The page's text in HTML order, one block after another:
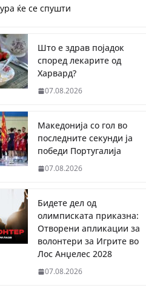
ќе се спушти
Што е здрав појадок
според лекарите од
Харвард?
07.08.2026
Македонија со гол во
последните секунди ја
победи Португалија
07.08.2026
Бидете дел од
олимписката приказна:
Отворени апликации за
волонтери за Игрите во
Лос Анџелес 2028
07.08.2026